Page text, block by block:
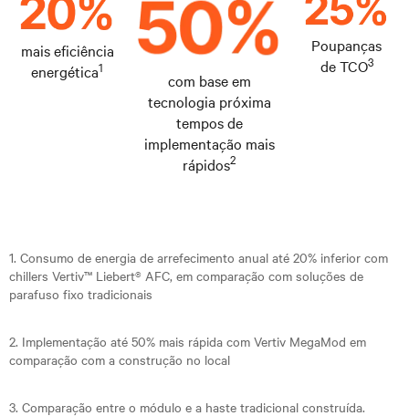
mais eficiência
energética1
com base em
tecnologia próxima
tempos de
implementação mais
rápidos2
Poupanças
de TCO3
1. Consumo de energia de arrefecimento anual até 20% inferior com
chillers Vertiv™ Liebert® AFC, em comparação com soluções de
parafuso fixo tradicionais
2. Implementação até 50% mais rápida com Vertiv MegaMod em
comparação com a construção no local
3. Comparação entre o módulo e a haste tradicional construída.